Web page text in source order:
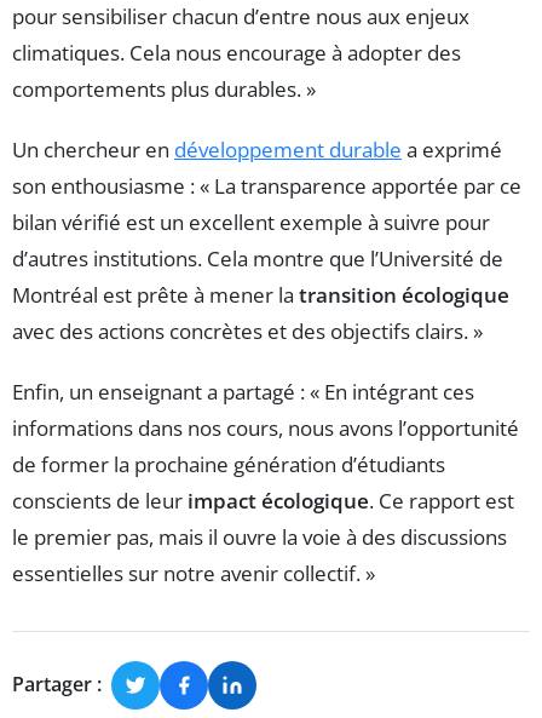
pour sensibiliser chacun d’entre nous aux enjeux
climatiques. Cela nous encourage à adopter des
comportements plus durables. »
Un chercheur en développement durable a exprimé
son enthousiasme : « La transparence apportée par ce
bilan vérifié est un excellent exemple à suivre pour
d’autres institutions. Cela montre que l’Université de
Montréal est prête à mener la transition écologique
avec des actions concrètes et des objectifs clairs. »
Enfin, un enseignant a partagé : « En intégrant ces
informations dans nos cours, nous avons l’opportunité
de former la prochaine génération d’étudiants
conscients de leur impact écologique. Ce rapport est
le premier pas, mais il ouvre la voie à des discussions
essentielles sur notre avenir collectif. »
Partager :